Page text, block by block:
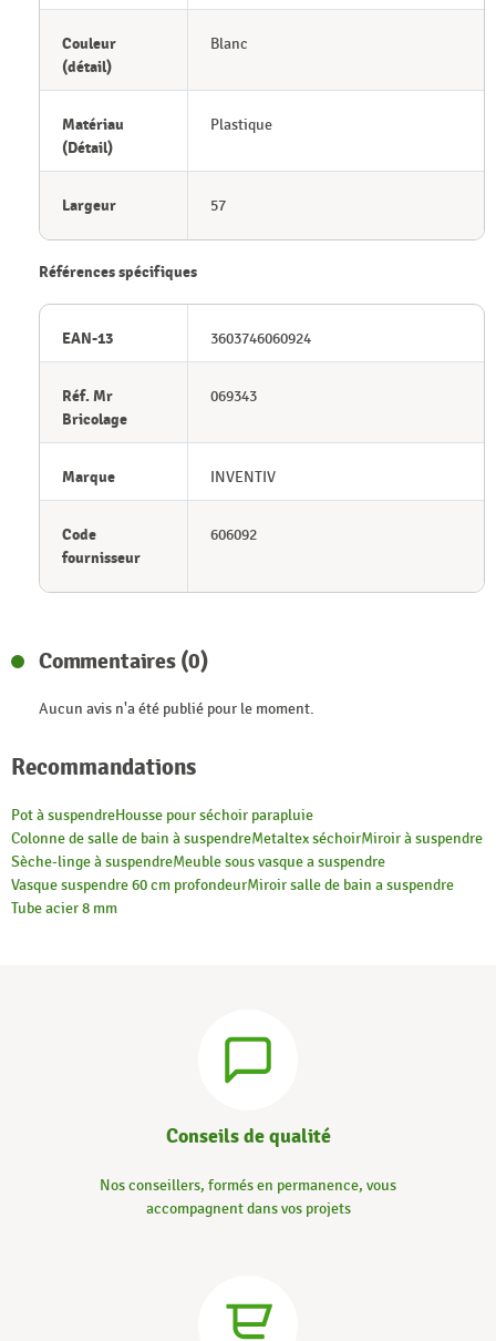
Couleur
(détail)
Blanc
Matériau
(Détail)
Plastique
Largeur 57
Références spécifiques
EAN-13 3603746060924
Réf. Mr
Bricolage
069343
Marque INVENTIV
Code
fournisseur
606092
Commentaires (0)
Aucun avis n'a été publié pour le moment.
Recommandations
Pot à suspendreHousse pour séchoir parapluie
Colonne de salle de bain à suspendreMetaltex séchoirMiroir à suspendre
Sèche-linge à suspendreMeuble sous vasque a suspendre
Vasque suspendre 60 cm profondeurMiroir salle de bain a suspendre
Tube acier 8 mm
Conseils de qualité
Nos conseillers, formés en permanence, vous
accompagnent dans vos projets